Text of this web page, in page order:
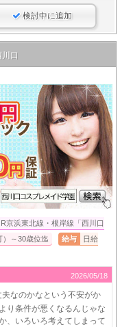
検討中に追加
川口
京浜東北線・根岸線「西川口
）～30歳位迄 給与
日給
2026/05/18
なのかなという不安がか
り条件が悪くなるんじゃな
、いろいろ考えてしまって